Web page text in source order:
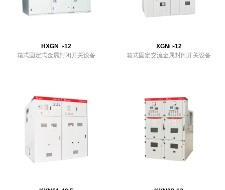
HXGN□-12
箱式固定式金属封闭开关设备
XGN□-12
箱式固定交流金属封闭开关设备